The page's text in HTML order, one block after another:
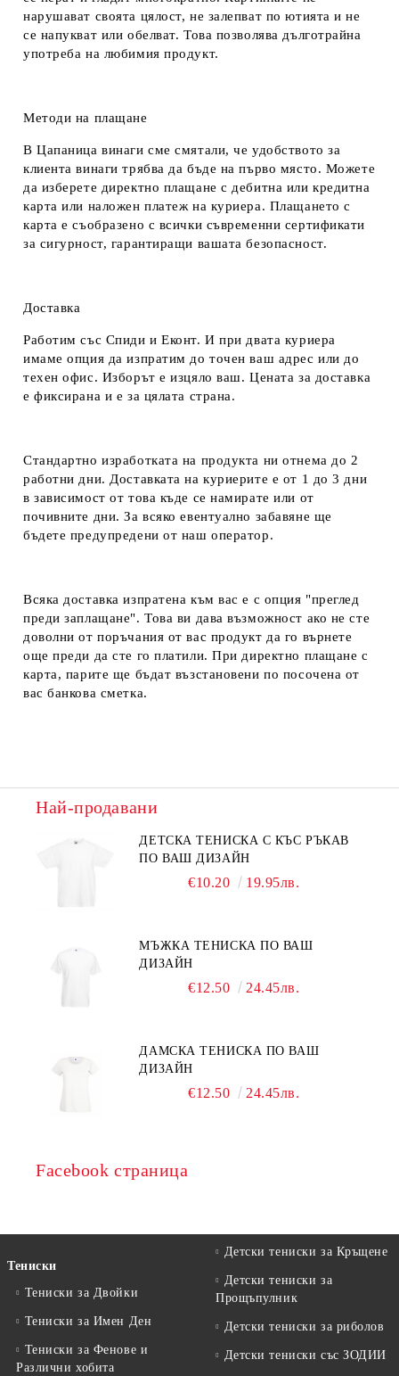
нарушават своята цялост, не залепват по ютията и не
се напукват или обелват. Това позволява дълготрайна
употреба на любимия продукт.
Методи на плащане
В Цапаница винаги сме смятали, че удобството за
клиента винаги трябва да бъде на първо място. Можете
да изберете директно плащане с дебитна или кредитна
карта или наложен платеж на куриера. Плащането с
карта е съобразено с всички съвременни сертификати
за сигурност, гарантиращи вашата безопасност.
Доставка
Работим със Спиди и Еконт. И при двата куриера
имаме опция да изпратим до точен ваш адрес или до
техен офис. Изборът е изцяло ваш. Цената за доставка
е фиксирана и е за цялата страна.
Стандартно изработката на продукта ни отнема до 2
работни дни. Доставката на куриерите е от 1 до 3 дни
в зависимост от това къде се намирате или от
почивните дни. За всяко евентуално забавяне ще
бъдете предупредени от наш оператор.
Всяка доставка изпратена към вас е с опция "преглед
преди заплащане". Това ви дава възможност ако не сте
доволни от поръчания от вас продукт да го върнете
още преди да сте го платили. При директно плащане с
карта, парите ще бъдат възстановени по посочена от
вас банкова сметка.
Най-продавани
ДЕТСКА ТЕНИСКА С КЪС РЪКАВ
ПО ВАШ ДИЗАЙН
€10.20 19.95лв.
МЪЖКА ТЕНИСКА ПО ВАШ
ДИЗАЙН
€12.50 24.45лв.
ДАМСКА ТЕНИСКА ПО ВАШ
ДИЗАЙН
€12.50 24.45лв.
Facebook страница
Тениски
Тениски за Двойки
Тениски за Имен Ден
Тениски за Фенове и
Различни хобита
Детски тениски за Кръщене
Детски тениски за
Прощъпулник
Детски тениски за риболов
Детски тениски със ЗОДИИ